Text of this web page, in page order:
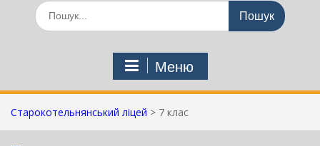
Шукати:
Меню
Старокотельнянський ліцей > 7 клас